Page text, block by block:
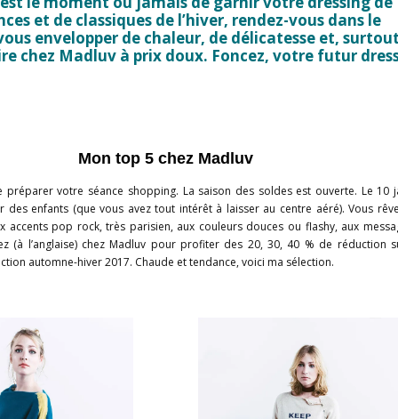
et de classiques de l’hiver, rendez-vous dans le
envelopper de chaleur, de délicatesse et,
chez Madluv à prix doux. Foncez, votre futur
Mon top 5 chez Madluv
préparer votre séance shopping. La saison des soldes est ouverte. Le 10
enfants (que vous avez tout intérêt à laisser au centre aéré). Vous
accents pop rock, très parisien, aux couleurs douces ou flashy, aux
(à l’anglaise) chez Madluv pour profiter des 20, 30, 40 % de réduction
automne-hiver 2017. Chaude et tendance, voici ma sélection.